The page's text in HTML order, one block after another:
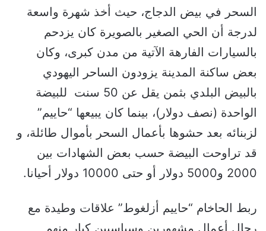
السحر في بيض الدجاج، حيث أخذ شهرة واسعة
لدرجة أن الحي الصغير بالصويرة كان يزدحم
بالسيارات الفارهة الآتية من مدن كبرى، وكان
بعض ساكنة المدينة يزودون الساحر اليهودي
بالبيض البلدي بثمن يقل عن 50 سنت للبيضة
الواحدة (نصف دولار)، بينما كان يبيعها “حاييم”
لزبنائه بعد حشوها بأعمال السحر بأموال طائلة، و
قد تراوحت البيضة حسب بعض الشهادات بين
2000 و5000 دولار أو حتى 10000 دولار أحيانا.
ربط الحاخام “حاييم أزلغوط” علاقات وطيدة مع